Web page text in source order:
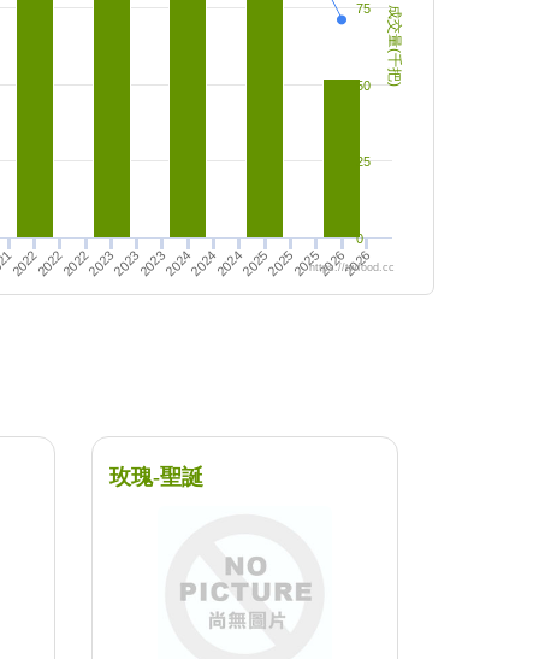
成交量(千把)
20222022202220232023202320242024202420252025202520262026
0
25
50
75
https://twfood.cc
玫瑰-聖誕